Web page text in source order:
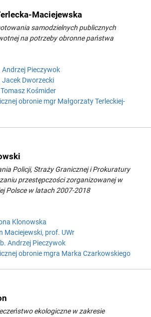
Maciejewska
samodzielnych publicznych
na potrzeby obronne państwa
Pieczywok
Jacek Dworzecki
Kośmider
obronie mgr Małgorzaty Terleckiej-
Policji, Straży Granicznej i Prokuratury
przestępczości zorganizowanej w
Polsce w latach 2007-2018
Klonowska
Maciejewski, prof. UWr
Andrzej Pieczywok
obronie mgra Marka Czarkowskiego
ekologiczne w zakresie